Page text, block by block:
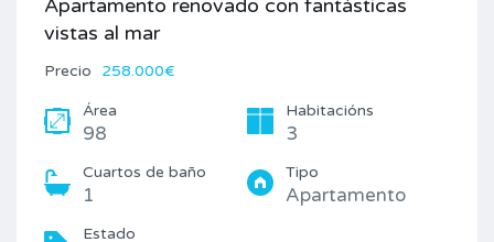
Apartamento renovado con fantásticas
vistas al mar
Precio 258.000€
Área
98
Habitacións
3
Cuartos de baño
1
Tipo
Apartamento
Estado